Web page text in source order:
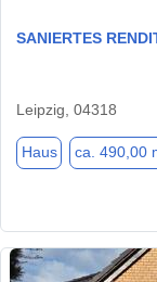
SANIERTES
Leipzig, 04318
Haus ca. 490,00